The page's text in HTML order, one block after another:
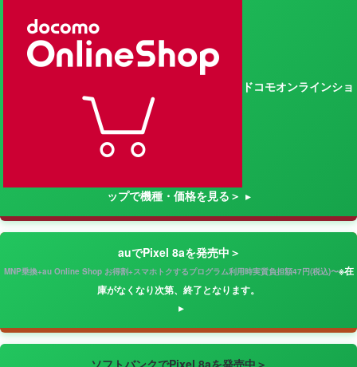
ドコモオンラインショ
ップで機種・価格を見る＞
auでPixel 8aを発売中＞
MNP乗換+au Online Shop お得割+スマホトクするプログラム利用時実質負担額47円(税込)〜※在
庫がなくなり次第、終了となります。
ソフトバンクでPixel 8aを発売中＞